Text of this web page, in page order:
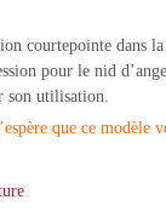
courtepointe dans
pour le nid
utilisation.
que ce modèle